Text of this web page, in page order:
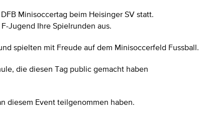
Minisoccertag beim Heisinger SV statt.
Jugend Ihre Spielrunden aus.
spielten mit Freude auf dem Minisoccerfeld Fussball.
die diesen Tag public gemacht haben
diesem Event teilgenommen haben.